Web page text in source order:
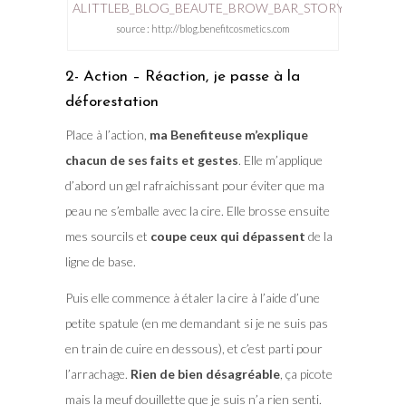
source : http://blog.benefitcosmetics.com
2- Action – Réaction, je passe à la
déforestation
Place à l’action, ma Benefiteuse m’explique
chacun de ses faits et gestes. Elle m’applique
d’abord un gel rafraichissant pour éviter que ma
peau ne s’emballe avec la cire. Elle brosse ensuite
mes sourcils et coupe ceux qui dépassent de la
ligne de base.
Puis elle commence à étaler la cire à l’aide d’une
petite spatule (en me demandant si je ne suis pas
en train de cuire en dessous), et c’est parti pour
l’arrachage. Rien de bien désagréable, ça picote
mais la meuf douillette que je suis n’a rien senti.